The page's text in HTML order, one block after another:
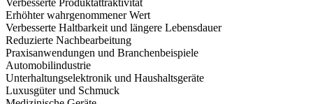
Erhöhter wahrgenommener Wert
Verbesserte Haltbarkeit und längere Lebensdauer
Reduzierte Nachbearbeitung
Praxisanwendungen und Branchenbeispiele
Automobilindustrie
Unterhaltungselektronik und Haushaltsgeräte
Luxusgüter und Schmuck